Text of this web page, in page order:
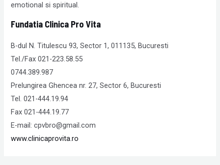
emotional si spiritual.
Fundatia Clinica Pro Vita
B-dul N. Titulescu 93, Sector 1, 011135, Bucuresti
Tel./Fax 021-223.58.55
0744.389.987
Prelungirea Ghencea nr. 27, Sector 6, Bucuresti
Tel. 021-444.19.94
Fax 021-444.19.77
E-mail: cpvbro@gmail.com
www.clinicaprovita.ro